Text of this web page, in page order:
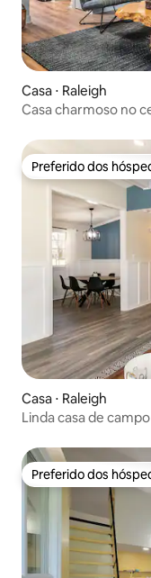
Casa ⋅ Raleigh
Casa charmoso no
Preferido dos
Preferido dos
Casa ⋅ Raleigh
Linda casa de
Preferido dos
Preferido dos